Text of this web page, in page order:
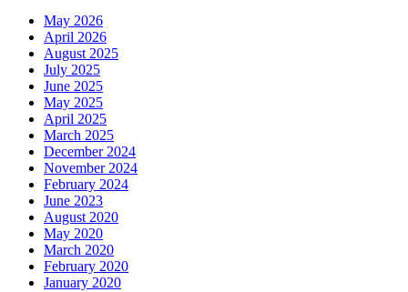
May 2026
April 2026
August 2025
July 2025
June 2025
May 2025
April 2025
March 2025
December 2024
November 2024
February 2024
June 2023
August 2020
May 2020
March 2020
February 2020
January 2020